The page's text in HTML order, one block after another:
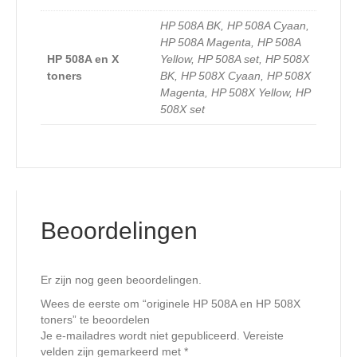
HP 508A en X
toners
HP 508A BK, HP 508A Cyaan,
HP 508A Magenta, HP 508A
Yellow, HP 508A set, HP 508X
BK, HP 508X Cyaan, HP 508X
Magenta, HP 508X Yellow, HP
508X set
Beoordelingen
Er zijn nog geen beoordelingen.
Wees de eerste om “originele HP 508A en HP 508X
toners” te beoordelen
Je e-mailadres wordt niet gepubliceerd. Vereiste
velden zijn gemarkeerd met *